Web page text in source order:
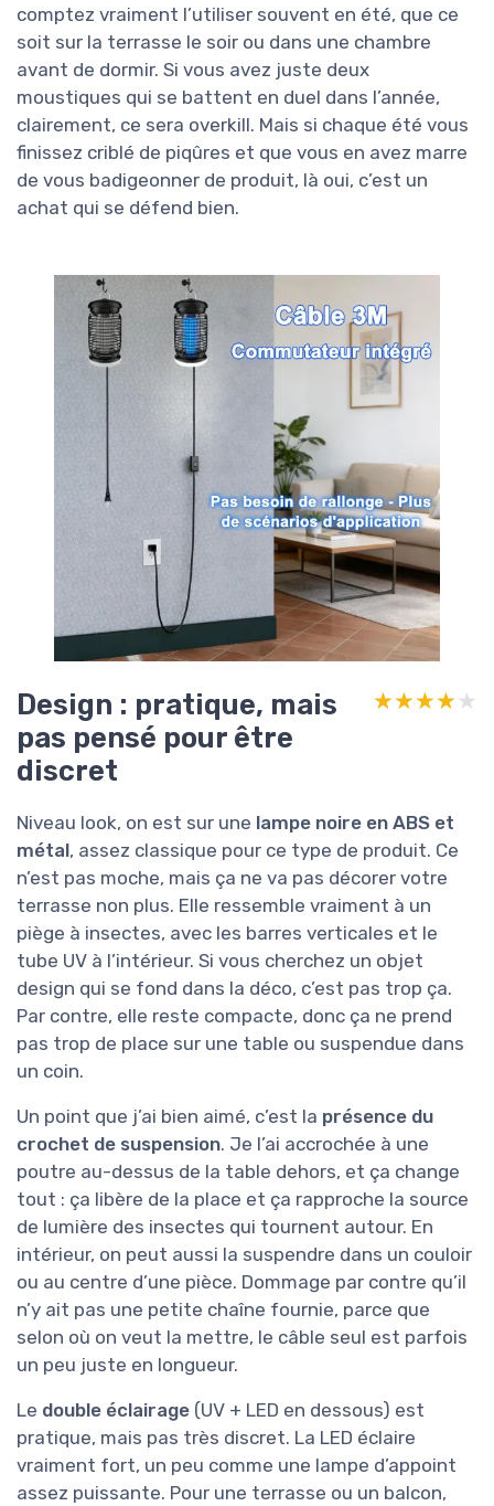
comptez vraiment l’utiliser souvent en été, que ce
soit sur la terrasse le soir ou dans une chambre
avant de dormir. Si vous avez juste deux
moustiques qui se battent en duel dans l’année,
clairement, ce sera overkill. Mais si chaque été vous
finissez criblé de piqûres et que vous en avez marre
de vous badigeonner de produit, là oui, c’est un
achat qui se défend bien.
Design : pratique, mais
pas pensé pour être
discret
★★★★★
★★★★★
Niveau look, on est sur une lampe noire en ABS et
métal, assez classique pour ce type de produit. Ce
n’est pas moche, mais ça ne va pas décorer votre
terrasse non plus. Elle ressemble vraiment à un
piège à insectes, avec les barres verticales et le
tube UV à l’intérieur. Si vous cherchez un objet
design qui se fond dans la déco, c’est pas trop ça.
Par contre, elle reste compacte, donc ça ne prend
pas trop de place sur une table ou suspendue dans
un coin.
Un point que j’ai bien aimé, c’est la présence du
crochet de suspension. Je l’ai accrochée à une
poutre au-dessus de la table dehors, et ça change
tout : ça libère de la place et ça rapproche la source
de lumière des insectes qui tournent autour. En
intérieur, on peut aussi la suspendre dans un couloir
ou au centre d’une pièce. Dommage par contre qu’il
n’y ait pas une petite chaîne fournie, parce que
selon où on veut la mettre, le câble seul est parfois
un peu juste en longueur.
Le double éclairage (UV + LED en dessous) est
pratique, mais pas très discret. La LED éclaire
vraiment fort, un peu comme une lampe d’appoint
assez puissante. Pour une terrasse ou un balcon,